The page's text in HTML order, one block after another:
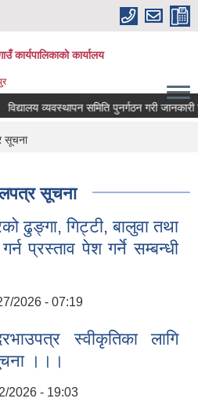
कार्यपालिकाकाे कार्यालय
व्यवस्थापन समिति पुनर्गठन गरी जानकारी
सूचना
सूचना
ढुङ्गा, गिट्टी, बालुवा तथा
प्रस्ताव पेश गर्ने सम्बन्धी
2026 - 07:19
खरिद गर्न प्रस्ताव पेश गर्ने सम्बन्धी
स्वीकृतिका लागि
।।।
2026 - 19:03